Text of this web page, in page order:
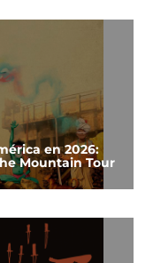
en 2026:
Mountain Tour